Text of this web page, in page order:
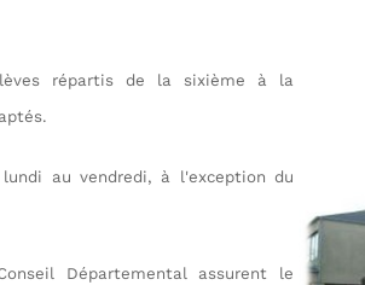
répartis de la sixième à la
au vendredi, à l'exception du
Départemental assurent le